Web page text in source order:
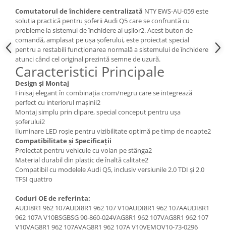
Spray Curatare Frane
Produse Intretinere si Detailing
Lubrifianti si Spray-uri de Curatare
Curatare si Detailing Interior
Vopsitorie, Chituri si Adezivi
Curatare si Detailing Exterior
Articole Auto Sezoniere
Produse de Iarna
Cabluri Pornire
Produse de Vara
Blog
Comutatorul de închidere centralizată NTY EWS-AU-059 este
soluția practică pentru șoferii Audi Q5 care se confruntă cu
probleme la sistemul de închidere al ușilor2. Acest buton de
comandă, amplasat pe ușa șoferului, este proiectat special
pentru a restabili funcționarea normală a sistemului de închidere
atunci când cel original prezintă semne de uzură.
Caracteristici Principale
Design și Montaj
Finisaj elegant în combinația crom/negru care se integrează
perfect cu interiorul mașinii2
Montaj simplu prin clipare, special conceput pentru ușa
șoferului2
Iluminare LED roșie pentru vizibilitate optimă pe timp de noapte2
Compatibilitate și Specificații
Proiectat pentru vehicule cu volan pe stânga2
Material durabil din plastic de înaltă calitate2
Compatibil cu modelele Audi Q5, inclusiv versiunile 2.0 TDI și 2.0
TFSI quattro
Coduri OE de referinta:
AUDI8R1 962 107AUDI8R1 962 107 V10AUDI8R1 962 107AAUDI8R1
962 107A V10BSGBSG 90-860-024VAG8R1 962 107VAG8R1 962 107
V10VAG8R1 962 107AVAG8R1 962 107A V10VEMOV10-73-0296